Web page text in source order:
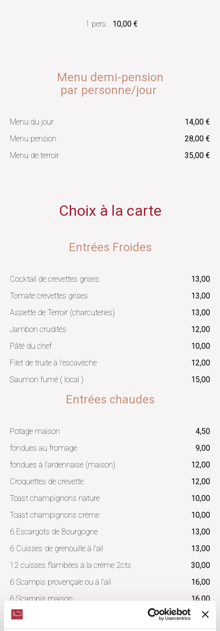
1 pers. 10,00 €
Menu demi-pension
par personne/jour
Menu du jour
14,00 €
Menu pension
28,00 €
Menu de terroir
35,00 €
Choix à la carte
Entrées Froides
Cocktail de crevettes grises
13,00
Tomate crevettes grises
13,00
Assiette de Terroir (charcuteries)
13,00
Jambon crudités
12,00
Pâté du chef
10,00
Filet de truite à l'escavèche
12,00
Saumon fumé ( local )
15,00
Entrées chaudes
Potage maison
4,50
fondues au fromage
9,00
fondues à l'ardennaise (maison)
12,00
Croquettes de crevette
12,00
Toast champignons nature
10,00
Toast champignons crème
10,00
6 Escargots de Bourgogne
13,00
6 Cuisses de grenouille à l'ail
13,00
12 cuisses flambées à la crème 2cts
30,00
6 Scampis provençale ou à l'ail
16,00
6 Scampis maison
16,00